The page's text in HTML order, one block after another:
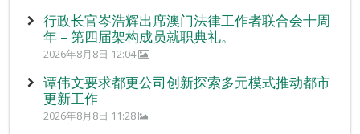
行政长官岑浩辉出席澳门法律工作者联合会十周
年 – 第四届架构成员就职典礼。
2026年8月8日 12:04
谭伟文要求都更公司创新探索多元模式推动都市
更新工作
2026年8月8日 11:28